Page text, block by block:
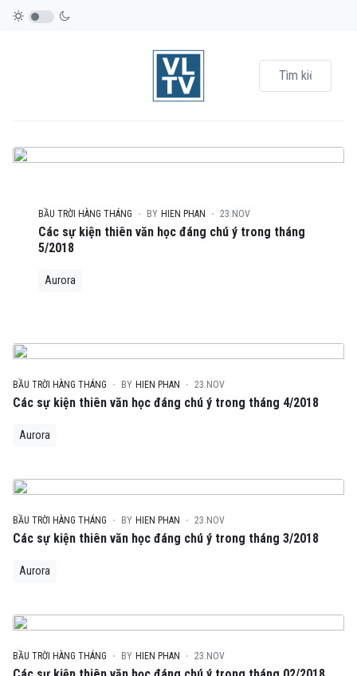
BẦU TRỜI HÀNG THÁNG BY HIEN PHAN 23.NOV
Các sự kiện thiên văn học đáng chú ý trong tháng
5/2018
Aurora
BẦU TRỜI HÀNG THÁNG BY HIEN PHAN 23.NOV
Các sự kiện thiên văn học đáng chú ý trong tháng 4/2018
Aurora
BẦU TRỜI HÀNG THÁNG BY HIEN PHAN 23.NOV
Các sự kiện thiên văn học đáng chú ý trong tháng 3/2018
Aurora
BẦU TRỜI HÀNG THÁNG BY HIEN PHAN 23.NOV